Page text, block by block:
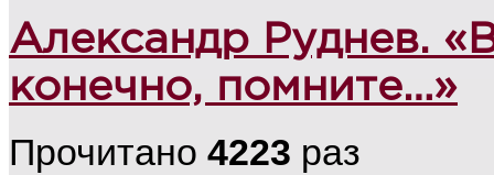
Александр Руднев.
конечно, помните…»
Прочитано 4223 раз